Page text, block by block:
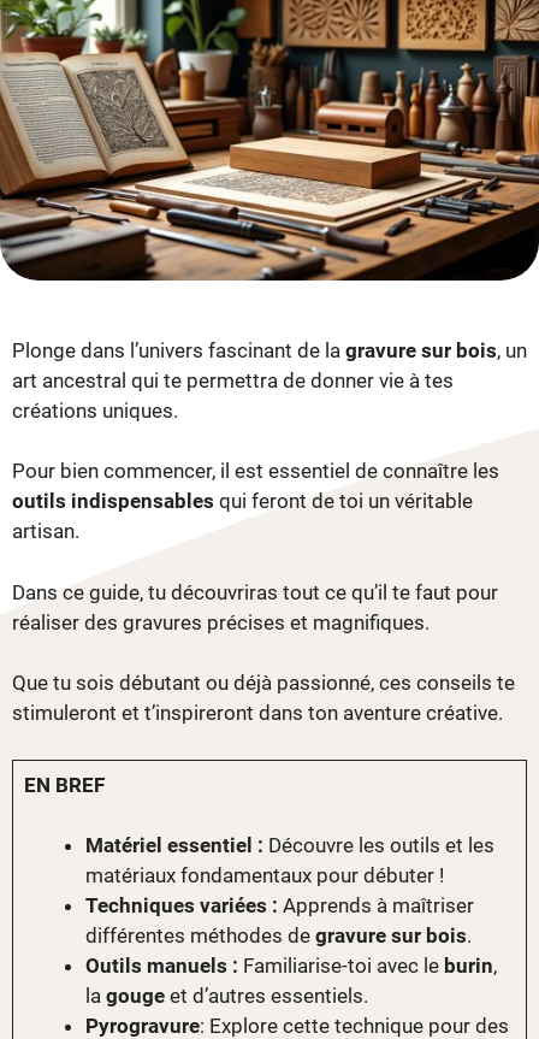
Plonge dans l’univers fascinant de la gravure sur bois, un
art ancestral qui te permettra de donner vie à tes
créations uniques.
Pour bien commencer, il est essentiel de connaître les
outils indispensables qui feront de toi un véritable
artisan.
Dans ce guide, tu découvriras tout ce qu’il te faut pour
réaliser des gravures précises et magnifiques.
Que tu sois débutant ou déjà passionné, ces conseils te
stimuleront et t’inspireront dans ton aventure créative.
EN BREF
Matériel essentiel : Découvre les outils et les
matériaux fondamentaux pour débuter !
Techniques variées : Apprends à maîtriser
différentes méthodes de gravure sur bois.
Outils manuels : Familiarise-toi avec le burin,
la gougeet d’autres essentiels.
Pyrogravure: Explore cette technique pour des